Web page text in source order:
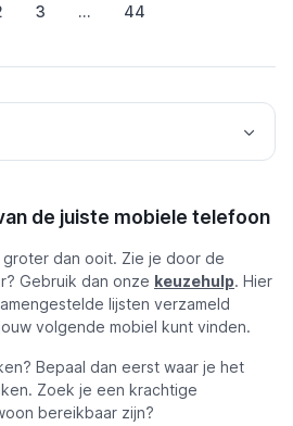
3 ... 44
de juiste mobiele telefoon
dan ooit. Zie je door de
Gebruik dan onze keuzehulp. Hier
lijsten verzameld
volgende mobiel kunt vinden.
Bepaal dan eerst waar je het
Zoek je een krachtige
bereikbaar zijn?